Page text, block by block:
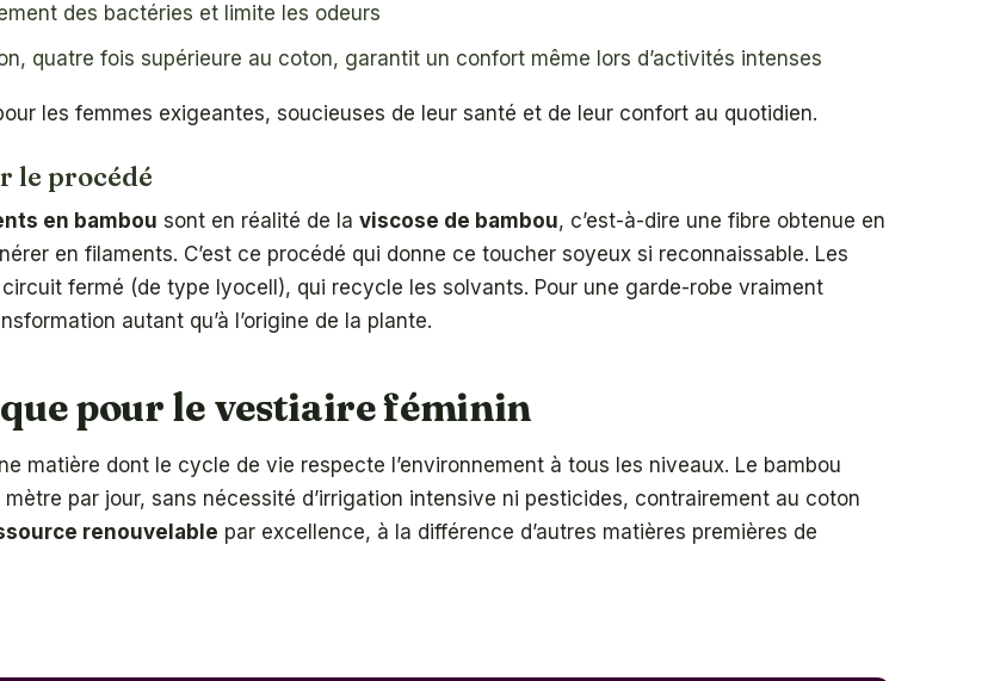
des bactéries et limite les odeurs
quatre fois supérieure au coton, garantit un confort même lors d’activités intenses
les femmes exigeantes, soucieuses de leur santé et de leur confort au quotidien.
le procédé
en bambou sont en réalité de la viscose de bambou, c’est-à-dire une fibre obtenue en
en filaments. C’est ce procédé qui donne ce toucher soyeux si reconnaissable. Les
fermé (de type lyocell), qui recycle les solvants. Pour une garde-robe vraiment
autant qu’à l’origine de la plante.
pour le vestiaire féminin
matière dont le cycle de vie respecte l’environnement à tous les niveaux. Le bambou
par jour, sans nécessité d’irrigation intensive ni pesticides, contrairement au coton
renouvelable par excellence, à la différence d’autres matières premières de